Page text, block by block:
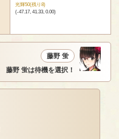
光輝50(残り8)
(-47.17, 41.33, 0.00)
藤野 蛍
藤野 蛍は待機を選択！